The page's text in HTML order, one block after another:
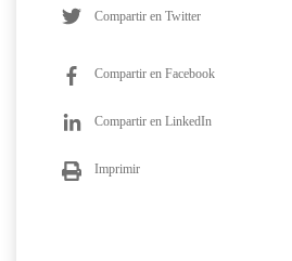
Compartir en Twitter
Compartir en Facebook
Compartir en LinkedIn
Imprimir